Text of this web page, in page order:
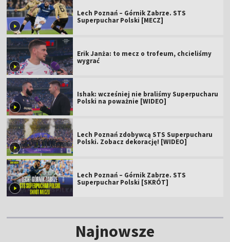
Lech Poznań – Górnik Zabrze. STS
Superpuchar Polski [MECZ]
Erik Janża: to mecz o trofeum, chcieliśmy
wygrać
Ishak: wcześniej nie braliśmy Superpucharu
Polski na poważnie [WIDEO]
Lech Poznań zdobywcą STS Superpucharu
Polski. Zobacz dekorację! [WIDEO]
Lech Poznań – Górnik Zabrze. STS
Superpuchar Polski [SKRÓT]
Najnowsze